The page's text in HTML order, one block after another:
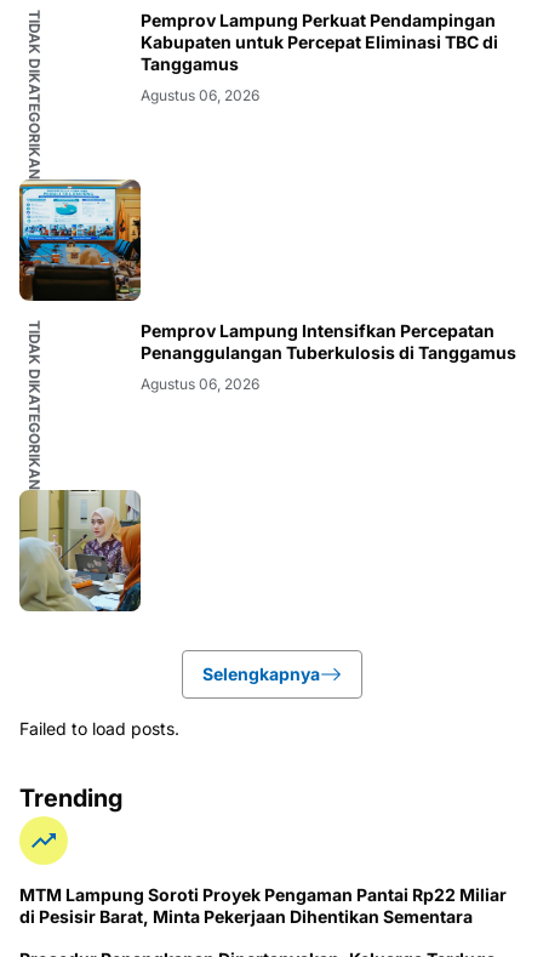
TIDAK DIKATEGORIKAN
Pemprov Lampung Perkuat Pendampingan
Kabupaten untuk Percepat Eliminasi TBC di
Tanggamus
Agustus 06, 2026
TIDAK DIKATEGORIKAN
Pemprov Lampung Intensifkan Percepatan
Penanggulangan Tuberkulosis di Tanggamus
Agustus 06, 2026
Selengkapnya
Failed to load posts.
Trending
MTM Lampung Soroti Proyek Pengaman Pantai Rp22 Miliar
di Pesisir Barat, Minta Pekerjaan Dihentikan Sementara